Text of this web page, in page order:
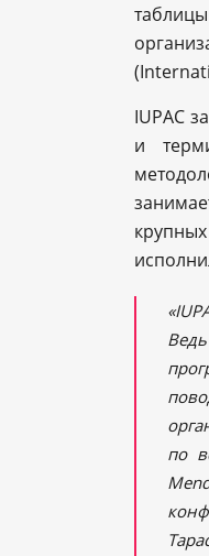
IUPAC
и
по